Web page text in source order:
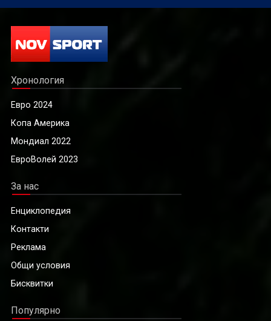
Хронология
Евро 2024
Копа Америка
Мондиал 2022
ЕвроВолей 2023
За нас
Енциклопедия
Контакти
Реклама
Общи условия
Бисквитки
Популярно